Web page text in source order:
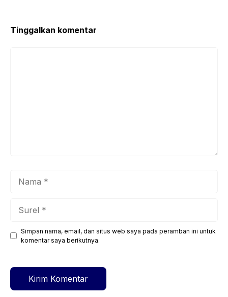
Tinggalkan komentar
Situs
web
Simpan nama, email, dan situs web saya pada peramban ini untuk
komentar saya berikutnya.